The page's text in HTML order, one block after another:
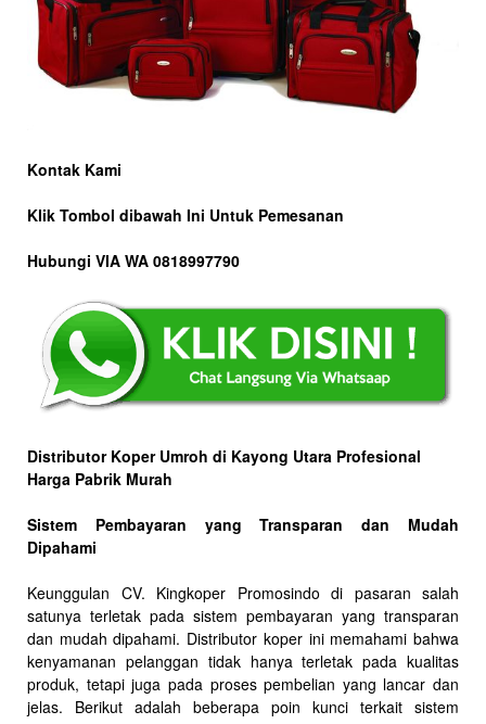
Kontak Kami
Klik Tombol dibawah Ini Untuk Pemesanan
Hubungi VIA WA 0818997790
Distributor Koper Umroh di Kayong Utara Profesional
Harga Pabrik Murah
Sistem Pembayaran yang Transparan dan Mudah
Dipahami
Keunggulan CV. Kingkoper Promosindo di pasaran salah
satunya terletak pada sistem pembayaran yang transparan
dan mudah dipahami. Distributor koper ini memahami bahwa
kenyamanan pelanggan tidak hanya terletak pada kualitas
produk, tetapi juga pada proses pembelian yang lancar dan
jelas. Berikut adalah beberapa poin kunci terkait sistem